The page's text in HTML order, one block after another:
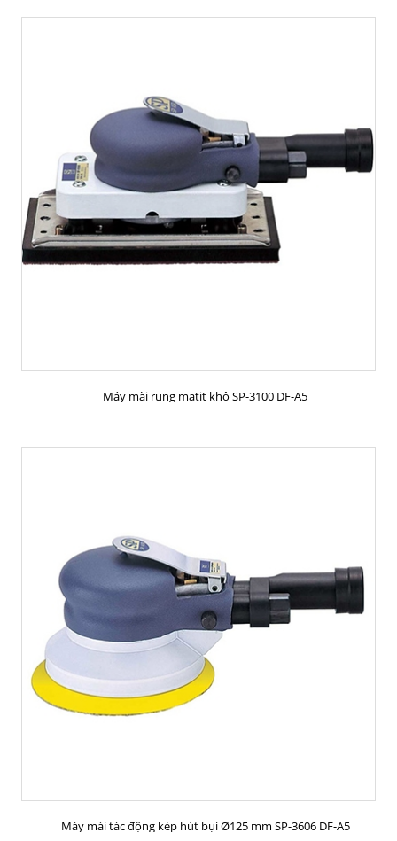
Máy mài rung matit khô SP-3100 DF-A5
Máy mài tác động kép hút bụi Ø125 mm SP-3606 DF-A5